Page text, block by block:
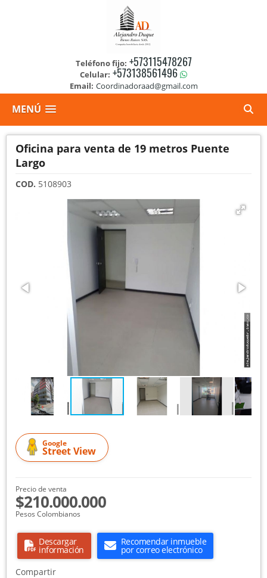
Teléfono fijo: +573115478267
Celular: +573138561496
Email: Coordinadoraad@gmail.com
MENÚ
Oficina para venta de 19 metros Puente
Largo
COD. 5108903
Google
Street View
Precio de venta
$210.000.000
Pesos Colombianos
Descargar
información
Recomendar inmueble
por correo electrónico
Compartir